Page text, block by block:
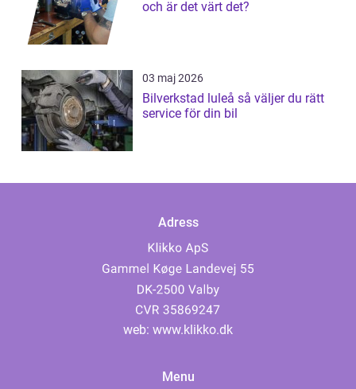
och är det värt det?
03 maj 2026
Bilverkstad luleå så väljer du rätt
service för din bil
Adress
web: www.klikko.dk
Menu